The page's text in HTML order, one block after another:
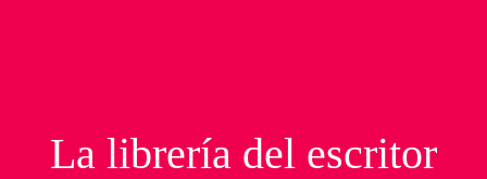
La librería del escritor